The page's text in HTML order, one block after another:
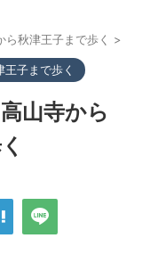
秋津王子まで歩く >
子まで歩く
山寺から